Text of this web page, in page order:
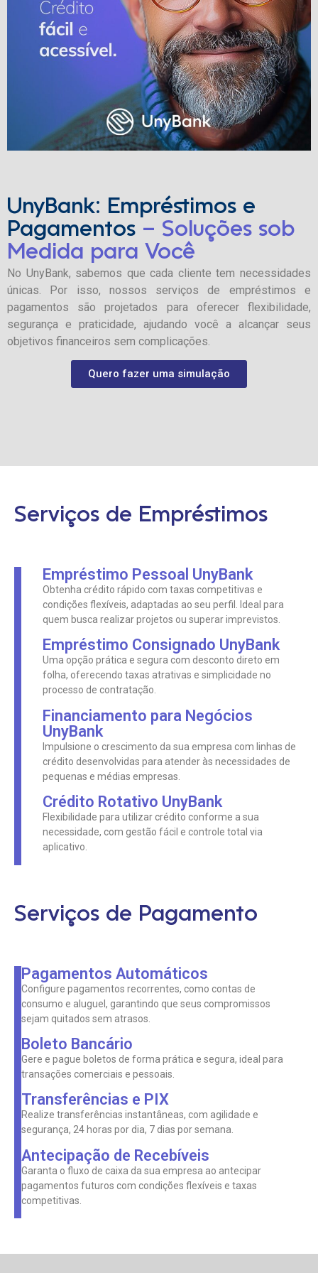
UnyBank: Empréstimos e
Pagamentos – Soluções sob
Medida para Você
No UnyBank, sabemos que cada cliente tem necessidades
únicas. Por isso, nossos serviços de empréstimos e
pagamentos são projetados para oferecer flexibilidade,
segurança e praticidade, ajudando você a alcançar seus
objetivos financeiros sem complicações.
Quero fazer uma simulação
Serviços de Empréstimos
Empréstimo Pessoal UnyBank
Obtenha crédito rápido com taxas competitivas e
condições flexíveis, adaptadas ao seu perfil. Ideal para
quem busca realizar projetos ou superar imprevistos.
Empréstimo Consignado UnyBank
Uma opção prática e segura com desconto direto em
folha, oferecendo taxas atrativas e simplicidade no
processo de contratação.
Financiamento para Negócios
UnyBank
Impulsione o crescimento da sua empresa com linhas de
crédito desenvolvidas para atender às necessidades de
pequenas e médias empresas.
Crédito Rotativo UnyBank
Flexibilidade para utilizar crédito conforme a sua
necessidade, com gestão fácil e controle total via
aplicativo.
Serviços de Pagamento
Pagamentos Automáticos
Configure pagamentos recorrentes, como contas de
consumo e aluguel, garantindo que seus compromissos
sejam quitados sem atrasos.
Boleto Bancário
Gere e pague boletos de forma prática e segura, ideal para
transações comerciais e pessoais.
Transferências e PIX
Realize transferências instantâneas, com agilidade e
segurança, 24 horas por dia, 7 dias por semana.
Antecipação de Recebíveis
Garanta o fluxo de caixa da sua empresa ao antecipar
pagamentos futuros com condições flexíveis e taxas
competitivas.